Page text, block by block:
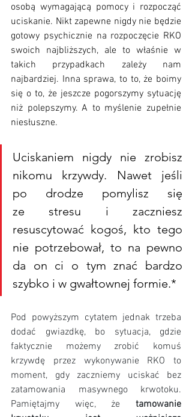
osobą wymagającą pomocy i rozpocząć
uciskanie. Nikt zapewne nigdy nie będzie
gotowy psychicznie na rozpoczęcie RKO
swoich najbliższych, ale to właśnie w
takich przypadkach zależy nam
najbardziej. Inna sprawa, to to, że boimy
się o to, że jeszcze pogorszymy sytuację
niż polepszymy. A to myślenie zupełnie
niesłuszne.
Uciskaniem nigdy nie zrobisz
nikomu krzywdy. Nawet jeśli
po drodze pomylisz się
ze stresu i zaczniesz
resuscytować kogoś, kto tego
nie potrzebował, to na pewno
da on ci o tym znać bardzo
szybko i w gwałtownej formie.*
Pod powyższym cytatem jednak trzeba
dodać gwiazdkę, bo sytuacja, gdzie
faktycznie możemy zrobić komuś
krzywdę przez wykonywanie RKO to
moment, gdy zaczniemy uciskać bez
zatamowania masywnego krwotoku.
Pamiętajmy więc, że tamowanie